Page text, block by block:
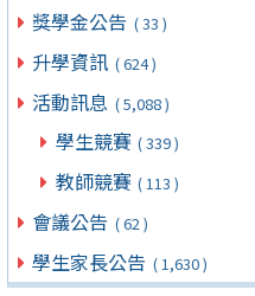
獎學金公告 ( 33 )
升學資訊 ( 624 )
活動訊息 ( 5,088 )
學生競賽 ( 339 )
教師競賽 ( 113 )
會議公告 ( 62 )
學生家長公告 ( 1,630 )